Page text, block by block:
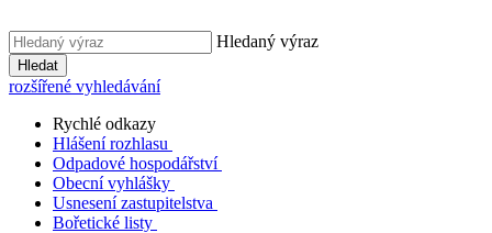
Hledaný výraz
Hledat
rozšířené vyhledávání
Rychlé odkazy
Hlášení rozhlasu
Odpadové hospodářství
Obecní vyhlášky
Usnesení zastupitelstva
Bořetické listy